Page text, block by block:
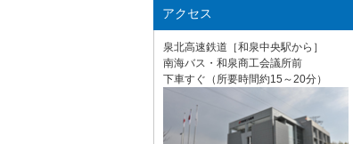
アクセス
泉北高速鉄道［和泉中央駅から］
南海バス・和泉商工会議所前
下車すぐ（所要時間約15～20分）